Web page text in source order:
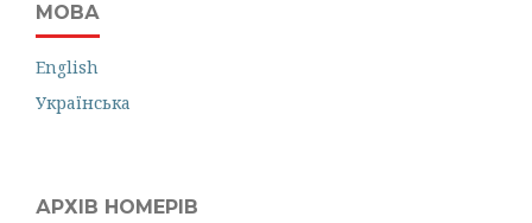
МОВА
English
Українська
АРХІВ НОМЕРІВ